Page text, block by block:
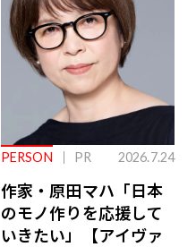
PERSON PR 2026.7.24
作家・原田マハ「日本
のモノ作りを応援して
いきたい」【アイヴァ